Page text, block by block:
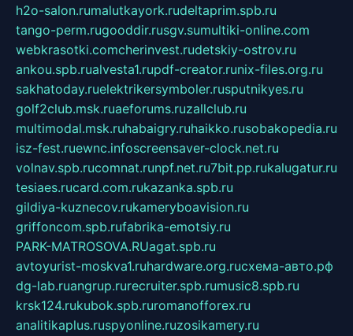
h2o-salon.rumalutkayork.rudeltaprim.spb.ru
tango-perm.rugooddir.rusgv.sumultiki-online.com
webkrasotki.comcherinvest.rudetskiy-ostrov.ru
ankou.spb.rualvesta1.rupdf-creator.runix-files.org.ru
sakhatoday.ruelektrikersymboler.rusputnikyes.ru
golf2club.msk.ruaeforums.ruzallclub.ru
multimodal.msk.ruhabaigry.ruhaikko.rusobakopedia.ru
isz-fest.ruewnc.infoscreensaver-clock.net.ru
volnav.spb.rucomnat.runpf.net.ru7bit.pp.rukalugatur.ru
tesiaes.rucard.com.rukazanka.spb.ru
gildiya-kuznecov.rukameryboavision.ru
griffoncom.spb.rufabrika-emotsiy.ru
PARK-MATROSOVA.RUagat.spb.ru
avtoyurist-moskva1.ruhardware.org.ruсхема-авто.рф
dg-lab.ruangrup.rurecruiter.spb.rumusic8.spb.ru
krsk124.rukubok.spb.ruromanofforex.ru
analitikaplus.ruspyonline.ruzosikamery.ru